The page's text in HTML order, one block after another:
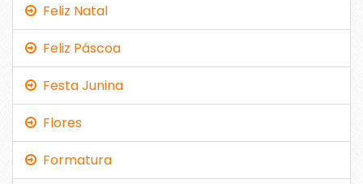
Feliz Natal
Feliz Páscoa
Festa Junina
Flores
Formatura